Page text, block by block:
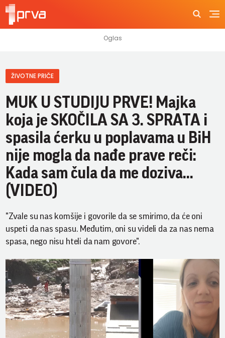
ŽIVOTNE PRIČE
MUK U STUDIJU PRVE! Majka
koja je SKOČILA SA 3. SPRATA i
spasila ćerku u poplavama u BiH
nije mogla da nađe prave reči:
Kada sam čula da me doziva...
(VIDEO)
"Zvale su nas komšije i govorile da se smirimo, da će oni
uspeti da nas spasu. Međutim, oni su videli da za nas nema
spasa, nego nisu hteli da nam govore".